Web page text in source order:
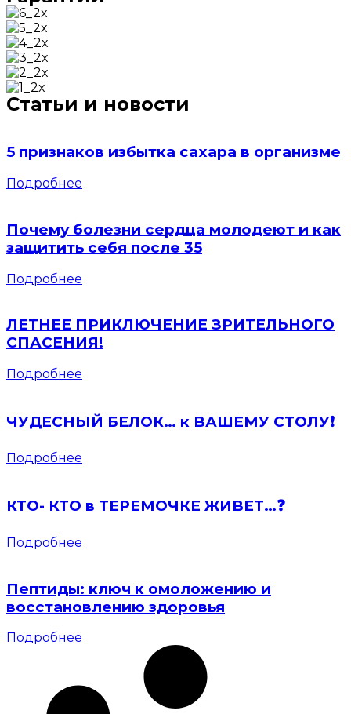
Статьи и новости
5 признаков избытка сахара в организме
Подробнее
Почему болезни сердца молодеют и как
защитить себя после 35
Подробнее
ЛЕТНЕЕ ПРИКЛЮЧЕНИЕ ЗРИТЕЛЬНОГО
СПАСЕНИЯ!
Подробнее
ЧУДЕСНЫЙ БЕЛОК… к ВАШЕМУ СТОЛУ❗️
Подробнее
КТО- КТО в ТЕРЕМОЧКЕ ЖИВЕТ…❓
Подробнее
Пептиды: ключ к омоложению и
восстановлению здоровья
Подробнее